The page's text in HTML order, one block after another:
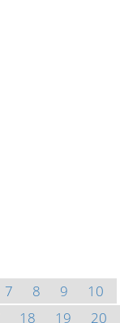
7 8 9
10
18 19
20